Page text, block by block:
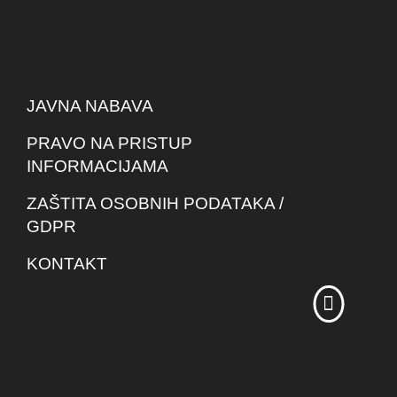
JAVNA NABAVA
PRAVO NA PRISTUP
INFORMACIJAMA
ZAŠTITA OSOBNIH PODATAKA /
GDPR
KONTAKT